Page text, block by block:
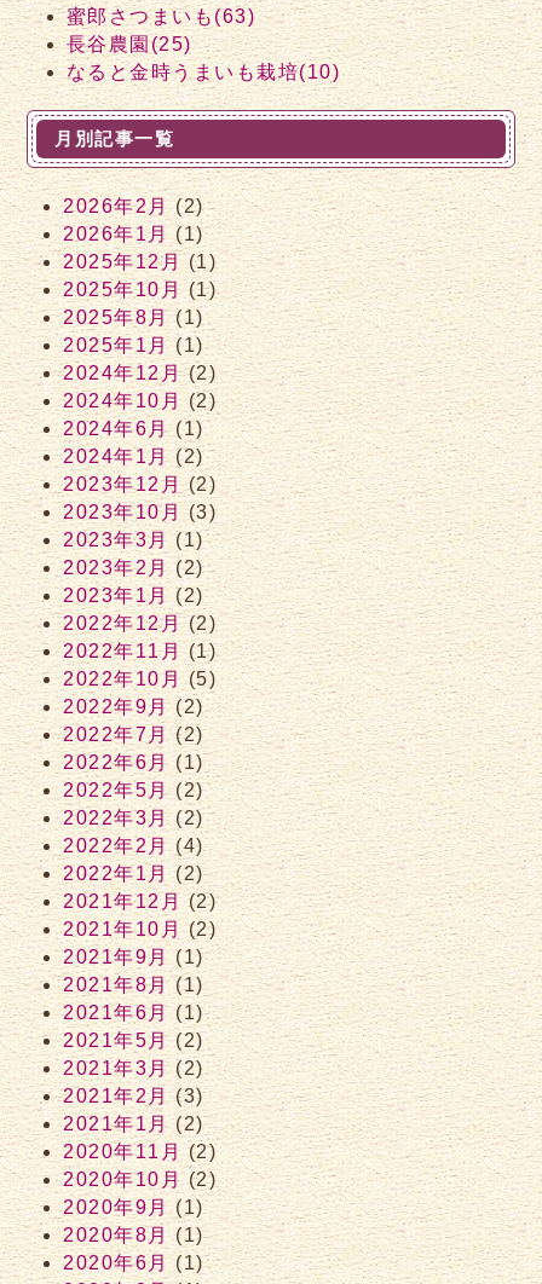
蜜郎さつまいも(63)
長谷農園(25)
なると金時うまいも栽培(10)
月別記事一覧
2026年2月(2)
2026年1月(1)
2025年12月(1)
2025年10月(1)
2025年8月(1)
2025年1月(1)
2024年12月(2)
2024年10月 (2)
2024年6月(1)
2024年1月(2)
2023年12月(2)
2023年10月(3)
2023年3月(1)
2023年2月(2)
2023年1月(2)
2022年12月(2)
2022年11月(1)
2022年10月(5)
2022年9月(2)
2022年7月(2)
2022年6月(1)
2022年5月(2)
2022年3月(2)
2022年2月(4)
2022年1月(2)
2021年12月(2)
2021年10月(2)
2021年9月(1)
2021年8月(1)
2021年6月(1)
2021年5月(2)
2021年3月(2)
2021年2月(3)
2021年1月(2)
2020年11月(2)
2020年10月(2)
2020年9月(1)
2020年8月(1)
2020年6月(1)